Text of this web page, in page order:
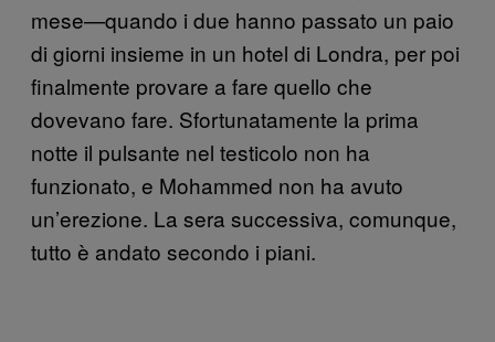
mese—quando i due hanno passato un paio
di giorni insieme in un hotel di Londra, per poi
finalmente provare a fare quello che
dovevano fare. Sfortunatamente la prima
notte il pulsante nel testicolo non ha
funzionato, e Mohammed non ha avuto
un’erezione. La sera successiva, comunque,
tutto è andato secondo i piani.